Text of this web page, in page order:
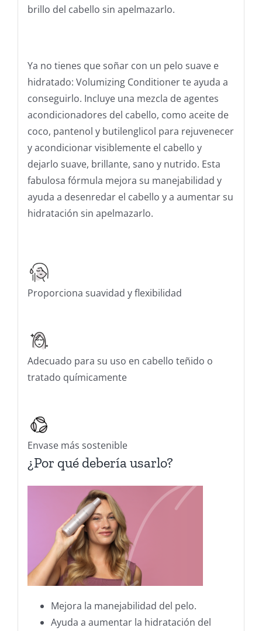
brillo del cabello sin apelmazarlo.
Ya no tienes que soñar con un pelo suave e
hidratado: Volumizing Conditioner te ayuda a
conseguirlo. Incluye una mezcla de agentes
acondicionadores del cabello, como aceite de
coco, pantenol y butilenglicol para rejuvenecer
y acondicionar visiblemente el cabello y
dejarlo suave, brillante, sano y nutrido. Esta
fabulosa fórmula mejora su manejabilidad y
ayuda a desenredar el cabello y a aumentar su
hidratación sin apelmazarlo.
Proporciona suavidad y flexibilidad
Adecuado para su uso en cabello teñido o
tratado químicamente
Envase más sostenible
¿Por qué debería usarlo?
Mejora la manejabilidad del pelo.
Ayuda a aumentar la hidratación del